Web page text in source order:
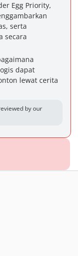
Egg Priority,
serta
secara
dapat
lewat cerita
by our